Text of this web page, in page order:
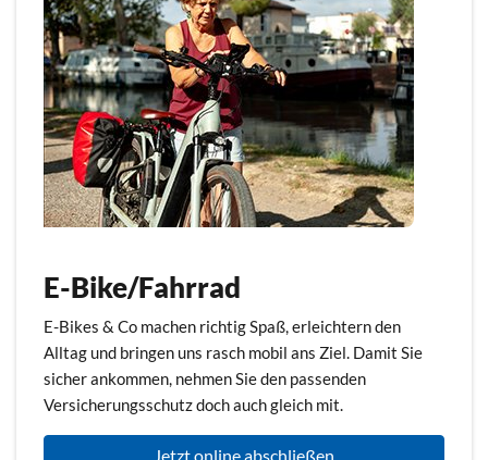
E-Bike/Fahrrad
E-Bikes & Co machen richtig Spaß, erleichtern den
Alltag und bringen uns rasch mobil ans Ziel. Damit Sie
sicher ankommen, nehmen Sie den passenden
Versicherungsschutz doch auch gleich mit.
Jetzt online abschließen